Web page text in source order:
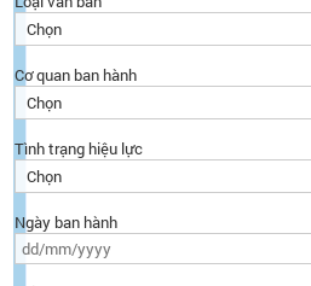
Cơ quan ban hành
Tình trạng hiệu lực
Ngày ban hành